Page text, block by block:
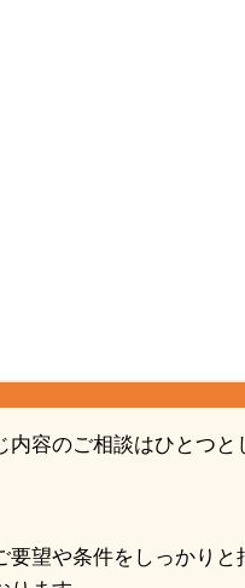
容のご相談はひとつ
望や条件をしっかり